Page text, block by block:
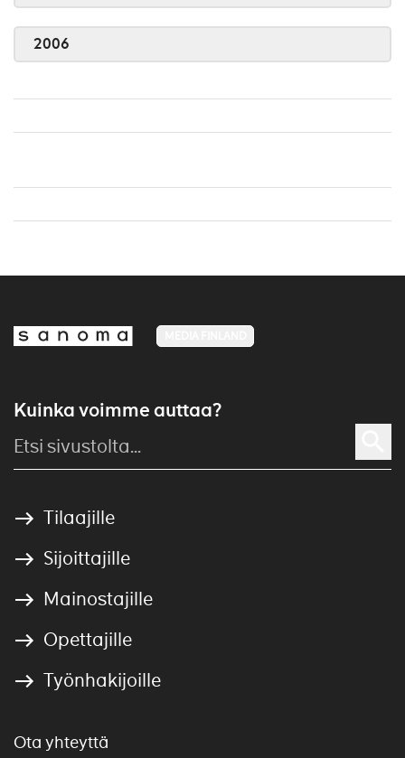
2006
Kuinka voimme auttaa?
Tilaajille
Sijoittajille
Mainostajille
Opettajille
Työnhakijoille
Ota yhteyttä